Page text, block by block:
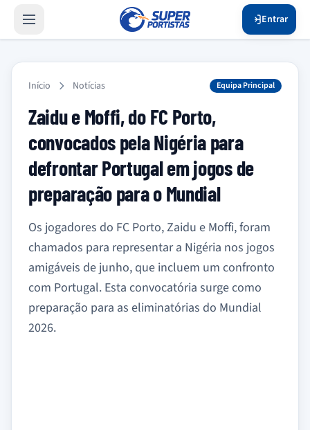
Entrar
Início Notícias Equipa Principal
Zaidu e Moffi, do FC Porto,
convocados pela Nigéria para
defrontar Portugal em jogos de
preparação para o Mundial
Os jogadores do FC Porto, Zaidu e Moffi, foram
chamados para representar a Nigéria nos jogos
amigáveis de junho, que incluem um confronto
com Portugal. Esta convocatória surge como
preparação para as eliminatórias do Mundial
2026.